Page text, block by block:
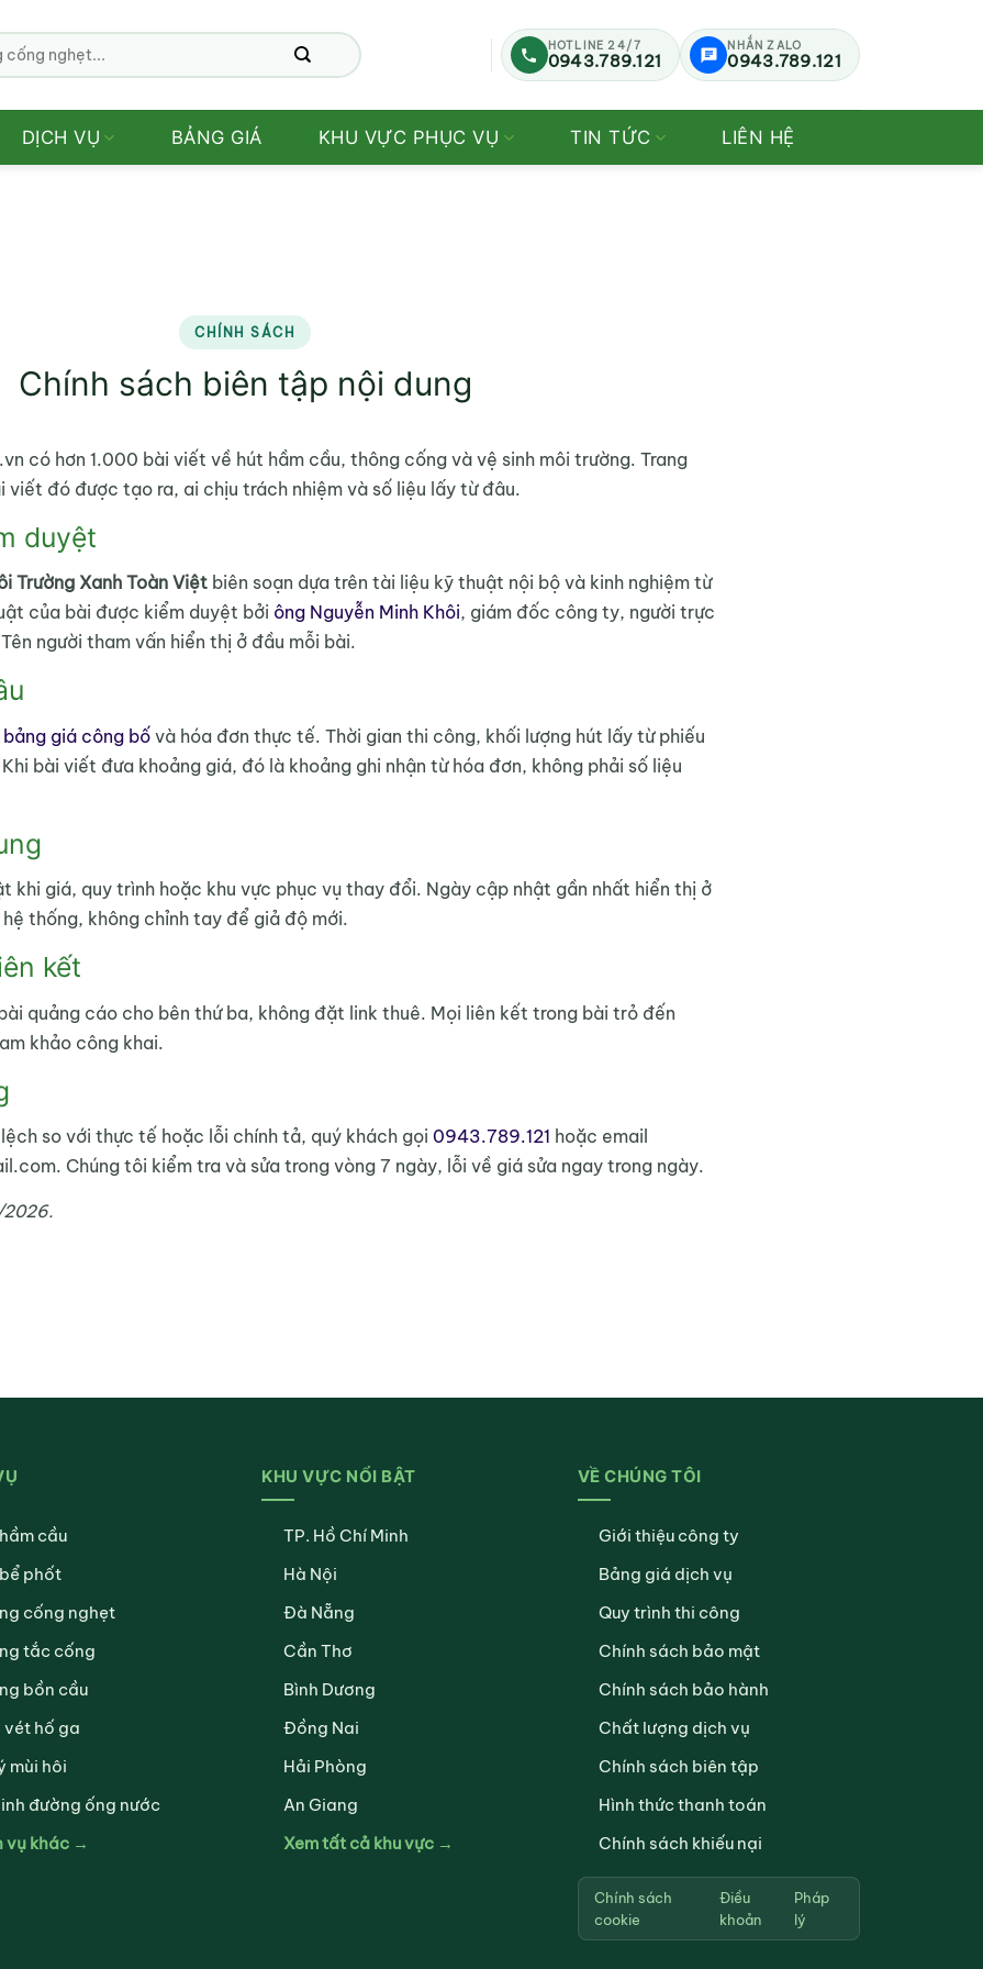
HOTLINE 24/7
0943.789.121
NHẮN ZALO
0943.789.121
DỊCH VỤ BẢNG GIÁ KHU VỰC PHỤC VỤ TIN TỨC LIÊN HỆ
CHÍNH SÁCH
Chính sách biên tập nội dung
có hơn 1.000 bài viết về hút hầm cầu, thông cống và vệ sinh môi trường. Trang
viết đó được tạo ra, ai chịu trách nhiệm và số liệu lấy từ đâu.
duyệt
Trường Xanh Toàn Việt biên soạn dựa trên tài liệu kỹ thuật nội bộ và kinh nghiệm từ
của bài được kiểm duyệt bởi ông Nguyễn Minh Khôi, giám đốc công ty, người trực
người tham vấn hiển thị ở đầu mỗi bài.
bảng giá công bố và hóa đơn thực tế. Thời gian thi công, khối lượng hút lấy từ phiếu
bài viết đưa khoảng giá, đó là khoảng ghi nhận từ hóa đơn, không phải số liệu
khi giá, quy trình hoặc khu vực phục vụ thay đổi. Ngày cập nhật gần nhất hiển thị ở
thống, không chỉnh tay để giả độ mới.
kết
quảng cáo cho bên thứ ba, không đặt link thuê. Mọi liên kết trong bài trỏ đến
khảo công khai.
so với thực tế hoặc lỗi chính tả, quý khách gọi 0943.789.121 hoặc email
Chúng tôi kiểm tra và sửa trong vòng 7 ngày, lỗi về giá sửa ngay trong ngày.
2026.
cầu
phốt
cống nghẹt
tắc cống
bồn cầu
vét hố ga
mùi hôi
đường ống nước
vụ khác →
KHU VỰC NỔI BẬT
TP. Hồ Chí Minh
Hà Nội
Đà Nẵng
Cần Thơ
Bình Dương
Đồng Nai
Hải Phòng
An Giang
Xem tất cả khu vực →
VỀ CHÚNG TÔI
Giới thiệu công ty
Bảng giá dịch vụ
Quy trình thi công
Chính sách bảo mật
Chính sách bảo hành
Chất lượng dịch vụ
Chính sách biên tập
Hình thức thanh toán
Chính sách khiếu nại
Chính sách
cookie
Điều
khoản
Pháp
lý